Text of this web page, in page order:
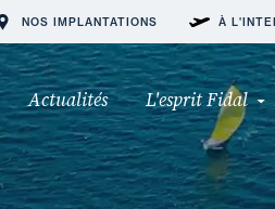
NOS IMPLANTATIONS À
Actualités L'esprit Fidal